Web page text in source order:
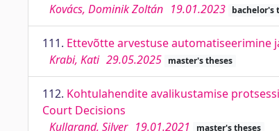
Kovács, Dominik Zoltán 19.01.2023 bachelor's
111. Ettevõtte arvestuse automatiseerimine
Krabi, Kati 29.05.2025 master's theses
112. Kohtulahendite avalikustamise
Court Decisions
Kullarand, Silver 19.01.2021 master's theses